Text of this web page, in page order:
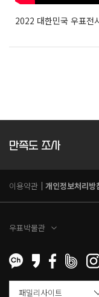
2022 대한민국 우표전
만족도 조사
이용약관 개인정보처리방
우표박물관